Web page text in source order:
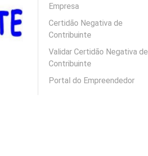
Empresa
Certidão Negativa de
Contribuinte
Validar Certidão Negativa de
Contribuinte
Portal do Empreendedor